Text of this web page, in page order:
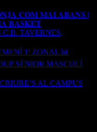
𝐂𝐎𝐌 𝐌𝐀𝐈 𝐀𝐁𝐀𝐍𝐒 |
𝐁𝐀𝐒𝐊𝐄𝐓
TAVERNES,
1ª ZONAL 📊
SÈNIOR MASCULÍ
AL CAMPUS